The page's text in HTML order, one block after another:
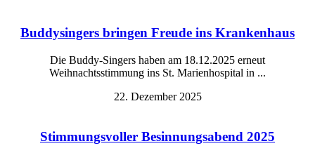
Buddysingers bringen Freude ins Krankenhaus
Die Buddy-Singers haben am 18.12.2025 erneut
Weihnachtsstimmung ins St. Marienhospital in ...
22. Dezember 2025
Stimmungsvoller Besinnungsabend 2025‎